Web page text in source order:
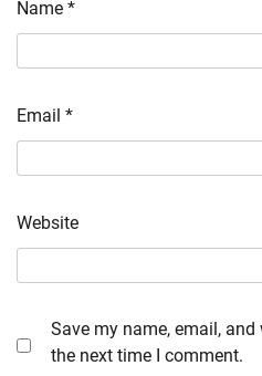
Name *
Email *
Website
Save my name, email,
the next time I comment.